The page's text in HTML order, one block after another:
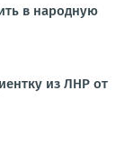
в народную
из ЛНР от